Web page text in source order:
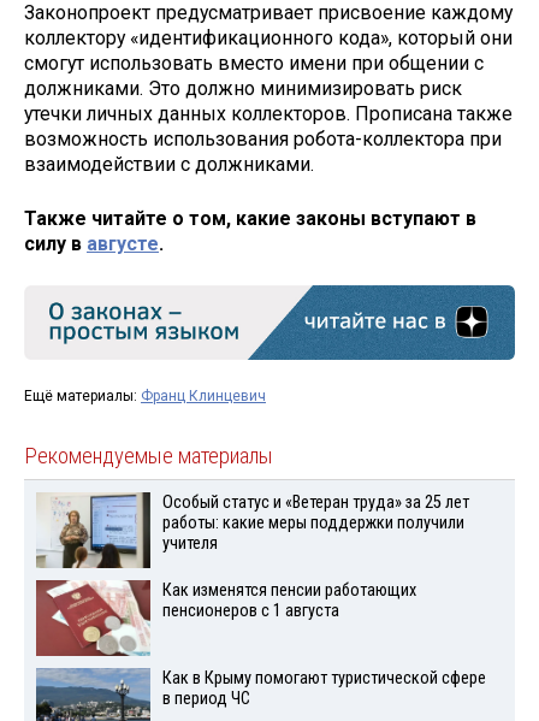
Законопроект предусматривает присвоение каждому
коллектору «идентификационного кода», который они
смогут использовать вместо имени при общении с
должниками. Это должно минимизировать риск
утечки личных данных коллекторов. Прописана также
возможность использования робота-коллектора при
взаимодействии с должниками.
Также читайте о том, какие законы вступают в
силу в августе.
Ещё материалы: Франц Клинцевич
Рекомендуемые материалы
Особый статус и «Ветеран труда» за 25 лет
работы: какие меры поддержки получили
учителя
Как изменятся пенсии работающих
пенсионеров с 1 августа
Как в Крыму помогают туристической сфере
в период ЧС